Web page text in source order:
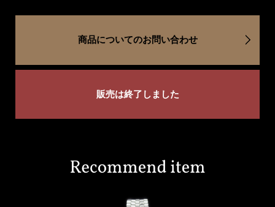
商品についてのお問い合わせ
販売は終了しました